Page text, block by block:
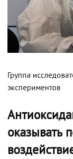
Группа
экспериментов
оказывать